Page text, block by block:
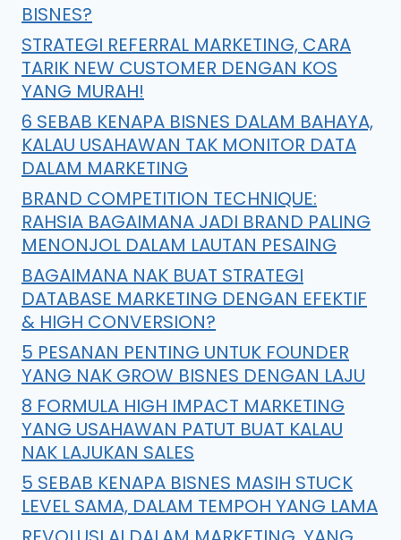
BISNES?
STRATEGI REFERRAL MARKETING, CARA
TARIK NEW CUSTOMER DENGAN KOS
YANG MURAH!
6 SEBAB KENAPA BISNES DALAM BAHAYA,
KALAU USAHAWAN TAK MONITOR DATA
DALAM MARKETING
BRAND COMPETITION TECHNIQUE:
RAHSIA BAGAIMANA JADI BRAND PALING
MENONJOL DALAM LAUTAN PESAING
BAGAIMANA NAK BUAT STRATEGI
DATABASE MARKETING DENGAN EFEKTIF
& HIGH CONVERSION?
5 PESANAN PENTING UNTUK FOUNDER
YANG NAK GROW BISNES DENGAN LAJU
8 FORMULA HIGH IMPACT MARKETING
YANG USAHAWAN PATUT BUAT KALAU
NAK LAJUKAN SALES
5 SEBAB KENAPA BISNES MASIH STUCK
LEVEL SAMA, DALAM TEMPOH YANG LAMA